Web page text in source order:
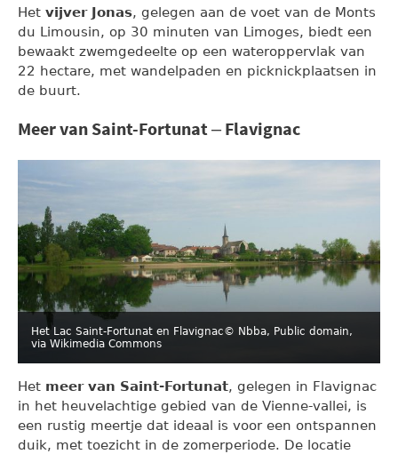
Het vijver Jonas, gelegen aan de voet van de Monts
du Limousin, op 30 minuten van Limoges, biedt een
bewaakt zwemgedeelte op een wateroppervlak van
22 hectare, met wandelpaden en picknickplaatsen in
de buurt.
Meer van Saint-Fortunat – Flavignac
Het Lac Saint-Fortunat en Flavignac© Nbba, Public domain,
via Wikimedia Commons
Het meer van Saint-Fortunat, gelegen in Flavignac
in het heuvelachtige gebied van de Vienne-vallei, is
een rustig meertje dat ideaal is voor een ontspannen
duik, met toezicht in de zomerperiode. De locatie